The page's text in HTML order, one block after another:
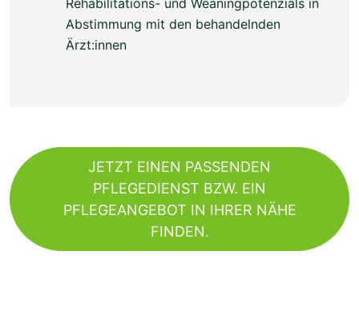
Rehabilitations- und Weaningpotenzials in
Abstimmung mit den behandelnden
Ärzt:innen
JETZT EINEN PASSENDEN
PFLEGEDIENST BZW. EIN
PFLEGEANGEBOT IN IHRER NÄHE
FINDEN.